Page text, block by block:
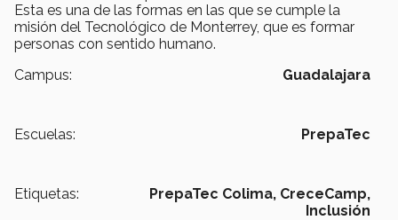
Esta es una de las formas en las que se cumple la
misión del Tecnológico de Monterrey, que es formar
personas con sentido humano.
Campus:
Guadalajara
Escuelas: PrepaTec
Etiquetas: PrepaTec Colima, CreceCamp,
Inclusión